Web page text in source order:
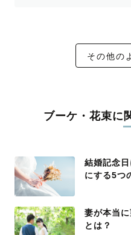
その他の
ブーケ・花束に
結婚記念
にする5つ
妻が本当
とは？